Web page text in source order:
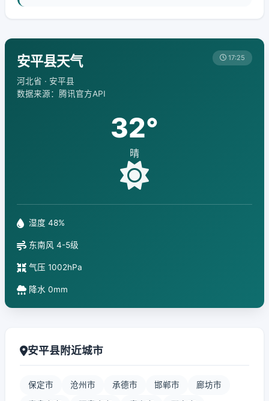
安平县天气
河北省 · 安平县
数据来源：腾讯官方API
17:25
32°
晴
湿度 48%
东南风 4-5级
气压 1002hPa
降水 0mm
安平县附近城市
保定市 沧州市 承德市 邯郸市 廊坊市